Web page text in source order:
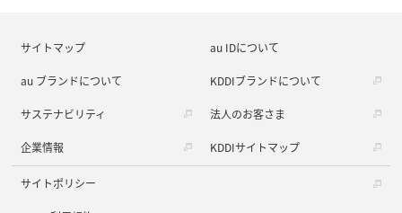
サイトマップ au IDについて
au ブランドについて KDDIブランドについて
サステナビリティ 法人のお客さま
企業情報 KDDIサイトマップ
サイトポリシー